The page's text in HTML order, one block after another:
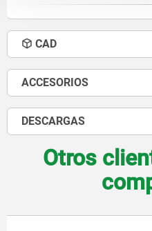
CAD
ACCESORIOS
DESCARGAS
Otros